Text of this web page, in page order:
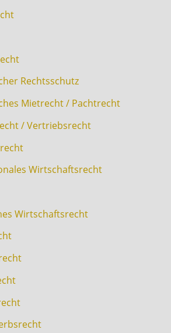
Rechtsschutz
Mietrecht / Pachtrecht
/ Vertriebsrecht
Wirtschaftsrecht
Wirtschaftsrecht